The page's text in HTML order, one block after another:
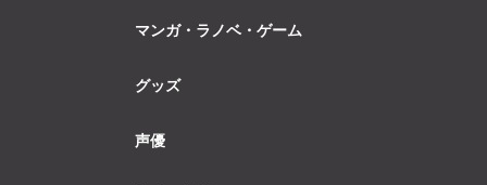
マンガ・ラノベ・ゲーム
グッズ
声優